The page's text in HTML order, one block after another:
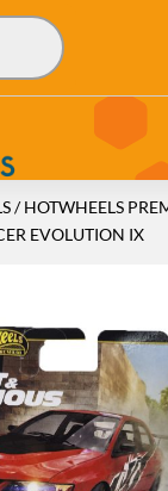
/ HOTWHEELS
EVOLUTION IX